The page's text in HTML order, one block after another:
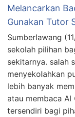
Melancarkan
Gunakan Tutor
Sumberlawang
sekolah pilihan
sekitarnya. salah
menyekolahkan
lebih banyak
atau membaca Al
tersendiri bagi